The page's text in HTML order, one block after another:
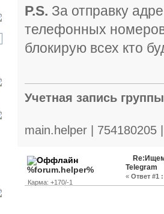
P.S. За отправку
телефонных
блокирую всех кто
Учетная запись
main.helper |
%forum.helper%
Карма: +170/-1
Telegram
« Ответ #1 :